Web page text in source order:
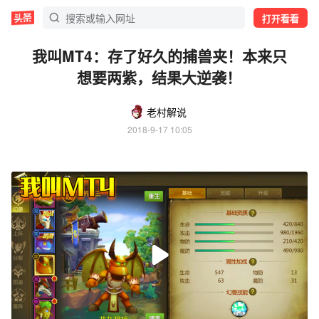
打开看看
我叫MT4：存了好久的捕兽夹！本来只
想要两紫，结果大逆袭！
老村解说
2018-9-17 10:05